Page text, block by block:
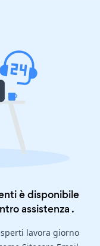
è disponibile
assistenza .
lavora giorno